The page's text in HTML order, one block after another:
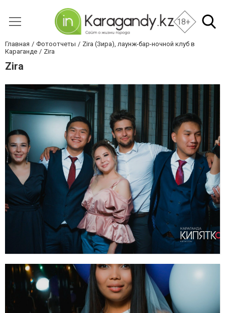
18+
Главная Фотоотчеты
Zira (Зира), лаунж-бар-ночной клуб в
Караганде
Zira
Zira